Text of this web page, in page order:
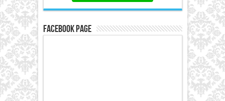
Facebook Page